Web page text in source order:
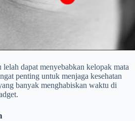
dapat menyebabkan kelopak mata
penting untuk menjaga kesehatan
banyak menghabiskan waktu di